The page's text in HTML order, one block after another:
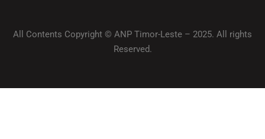
All Contents Copyright © ANP Timor-Leste – 2025. All rights
Reserved.